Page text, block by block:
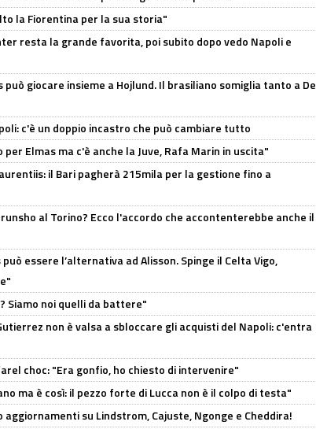
la Fiorentina per la sua storia"
resta la grande favorita, poi subito dopo vedo Napoli e
può giocare insieme a Hojlund. Il brasiliano somiglia tanto a De
c'è un doppio incastro che può cambiare tutto
Elmas ma c'è anche la Juve, Rafa Marin in uscita"
il Bari pagherà 215mila per la gestione fino a
al Torino? Ecco l'accordo che accontenterebbe anche il
essere l’alternativa ad Alisson. Spinge il Celta Vigo,
Siamo noi quelli da battere"
non è valsa a sbloccare gli acquisti del Napoli: c'entra
choc: "Era gonfio, ho chiesto di intervenire"
ma è così: il pezzo forte di Lucca non è il colpo di testa"
aggiornamenti su Lindstrom, Cajuste, Ngonge e Cheddira!